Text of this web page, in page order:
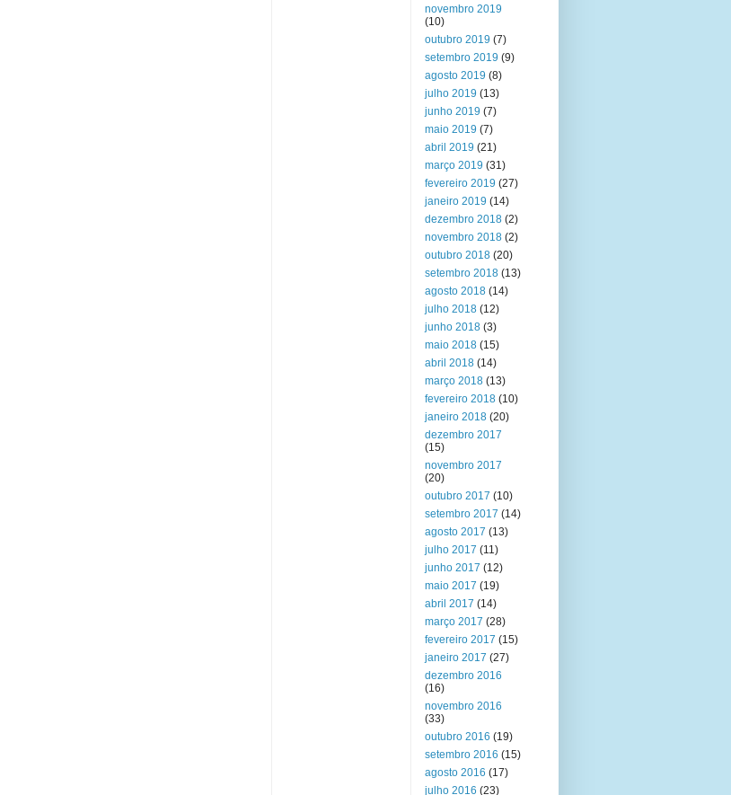
novembro 2019
(10)
outubro 2019 (7)
setembro 2019 (9)
agosto 2019 (8)
julho 2019 (13)
junho 2019 (7)
maio 2019 (7)
abril 2019 (21)
março 2019 (31)
fevereiro 2019 (27)
janeiro 2019 (14)
dezembro 2018 (2)
novembro 2018 (2)
outubro 2018 (20)
setembro 2018 (13)
agosto 2018 (14)
julho 2018 (12)
junho 2018 (3)
maio 2018 (15)
abril 2018 (14)
março 2018 (13)
fevereiro 2018 (10)
janeiro 2018 (20)
dezembro 2017
(15)
novembro 2017
(20)
outubro 2017 (10)
setembro 2017 (14)
agosto 2017 (13)
julho 2017 (11)
junho 2017 (12)
maio 2017 (19)
abril 2017 (14)
março 2017 (28)
fevereiro 2017 (15)
janeiro 2017 (27)
dezembro 2016
(16)
novembro 2016
(33)
outubro 2016 (19)
setembro 2016 (15)
agosto 2016 (17)
julho 2016 (23)